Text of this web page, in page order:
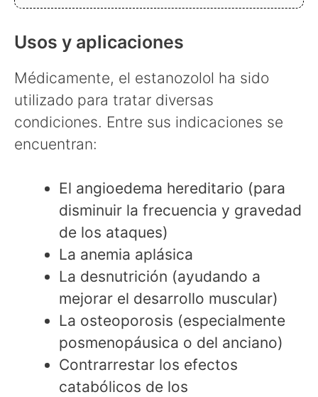
Usos y aplicaciones
Médicamente, el estanozolol ha sido
utilizado para tratar diversas
condiciones. Entre sus indicaciones se
encuentran:
El angioedema hereditario (para
disminuir la frecuencia y gravedad
de los ataques)
La anemia aplásica
La desnutrición (ayudando a
mejorar el desarrollo muscular)
La osteoporosis (especialmente
posmenopáusica o del anciano)
Contrarrestar los efectos
catabólicos de los